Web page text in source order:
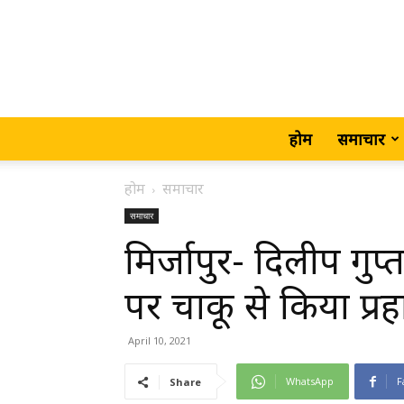
होम समाचार
होम समाचार
समाचार
मिर्जापुर- दिलीप
पर चाकू से किया
April 10, 2021
Share WhatsApp